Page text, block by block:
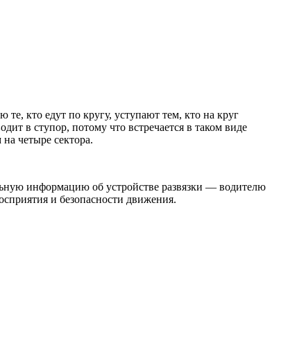
кто едут по кругу, уступают тем, кто на круг
в ступор, потому что встречается в таком виде
четыре сектора.
информацию об устройстве развязки — водителю
и безопасности движения.